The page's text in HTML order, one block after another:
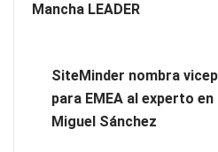
Mancha LEADER
SiteMinder nombra
para EMEA al experto
Miguel Sánchez